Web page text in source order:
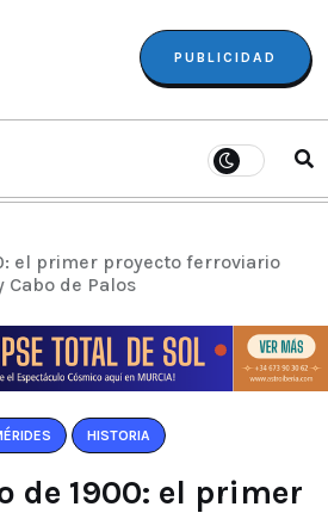
PUBLICIDAD
el primer proyecto ferroviario
Cabo de Palos
HISTORIA
de 1900: el primer